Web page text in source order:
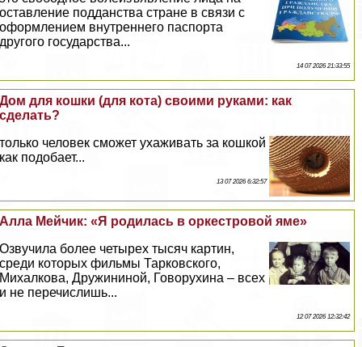
оставление подданства стране в связи с
оформлением внутреннего паспорта
другого государства...
14 07 2026 21:33:55
Дом для кошки (для кота) своими руками: как
сделать?
только человек сможет ухаживать за кошкой
как подобает...
13 07 2026 6:32:57
Алла Мейчик: «Я родилась в оркестровой яме»
Озвучила более четырех тысяч картин,
среди которых фильмы Тарковского,
Михалкова, Дружининой, Говорухина – всех
и не перечислишь...
12 07 2026 12:32:42